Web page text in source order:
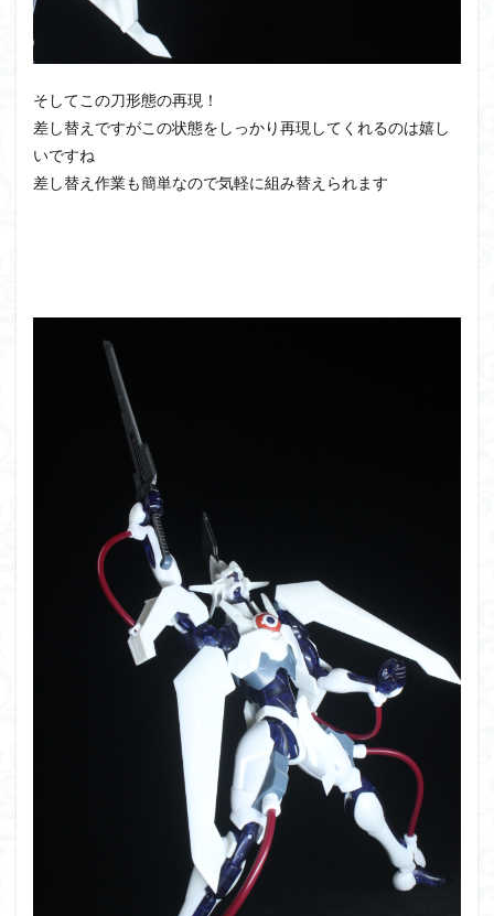
そしてこの刀形態の再現！
差し替えですがこの状態をしっかり再現してくれるのは嬉し
いですね
差し替え作業も簡単なので気軽に組み替えられます